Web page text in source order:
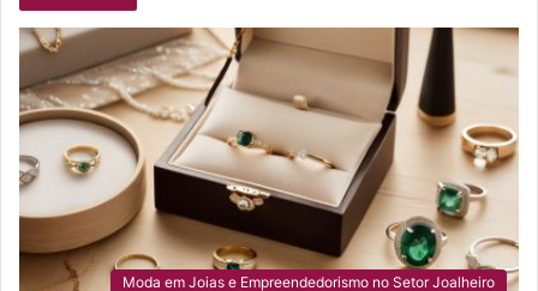
Moda em Joias e Empreendedorismo no Setor Joalheiro